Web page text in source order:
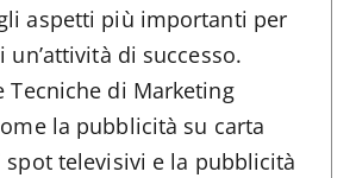
aspetti più importanti per
un’attività di successo.
Tecniche di Marketing
la pubblicità su carta
spot televisivi e la pubblicità